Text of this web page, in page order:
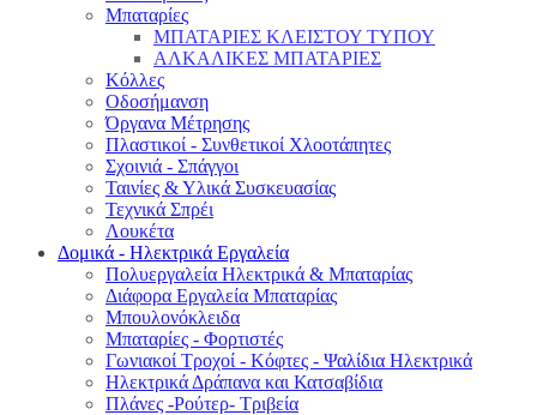
Μπαταρίες
ΜΠΑΤΑΡΙΕΣ ΚΛΕΙΣΤΟΥ ΤΥΠΟΥ
ΑΛΚΑΛΙΚΕΣ ΜΠΑΤΑΡΙΕΣ
Κόλλες
Οδοσήμανση
Όργανα Μέτρησης
Πλαστικοί - Συνθετικοί Χλοοτάπητες
Σχοινιά - Σπάγγοι
Ταινίες & Υλικά Συσκευασίας
Τεχνικά Σπρέι
Λουκέτα
Δομικά - Ηλεκτρικά Εργαλεία
Πολυεργαλεία Ηλεκτρικά & Μπαταρίας
Διάφορα Εργαλεία Μπαταρίας
Μπουλονόκλειδα
Μπαταρίες - Φορτιστές
Γωνιακοί Τροχοί - Κόφτες - Ψαλίδια Ηλεκτρικά
Ηλεκτρικά Δράπανα και Κατσαβίδια
Πλάνες -Ρούτερ- Τριβεία